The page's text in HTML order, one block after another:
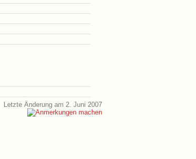
Letzte Änderung am 2. Juni 2007